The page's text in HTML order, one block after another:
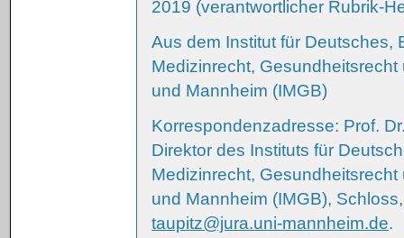
2019 (verantwortlicher Rubrik-
Aus dem Institut für Deutsches,
Medizinrecht,
und Mannheim (IMGB)
Korrespondenzadresse: Prof.
Direktor des Instituts für
Medizinrecht,
und Mannheim (IMGB),
taupitz@jura.uni-mannheim.de.